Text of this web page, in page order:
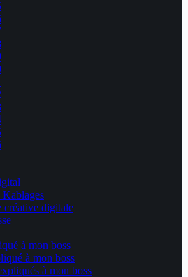
créative digitale
à mon boss
à mon boss
à mon boss